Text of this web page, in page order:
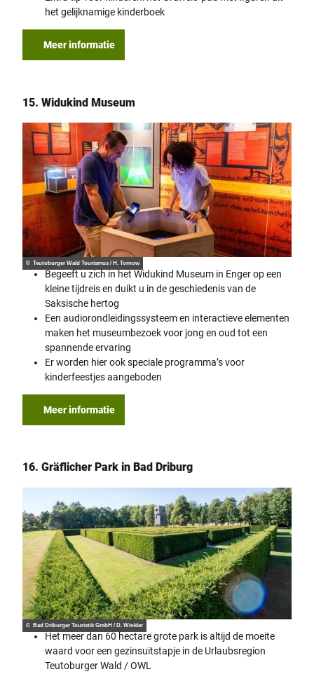
het gelijknamige kinderboek
Meer informatie
15. Widukind Museum
© Teutoburger Wald Tourismus / H. Tornow
Begeeft u zich in het Widukind Museum in Enger op een
kleine tijdreis en duikt u in de geschiedenis van de
Saksische hertog
Een audiorondleidingssysteem en interactieve elementen
maken het museumbezoek voor jong en oud tot een
spannende ervaring
Er worden hier ook speciale programma’s voor
kinderfeestjes aangeboden
Meer informatie
16. Gräflicher Park in Bad Driburg
© Bad Driburger Touristik GmbH / D. Winkler
Het meer dan 60 hectare grote park is altijd de moeite
waard voor een gezinsuitstapje in de Urlaubsregion
Teutoburger Wald / OWL